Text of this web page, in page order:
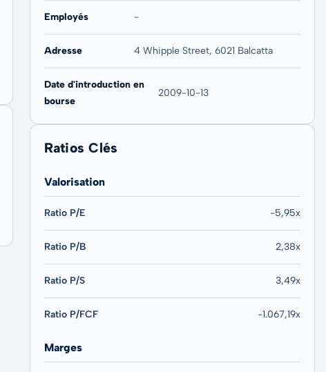
Employés -
Adresse 4 Whipple Street, 6021 Balcatta
Date d'introduction en
bourse
2009-10-13
Ratios Clés
Valorisation
Ratio P/E -5,95x
Ratio P/B 2,38x
Ratio P/S 3,49x
Ratio P/FCF -1.067,19x
Marges